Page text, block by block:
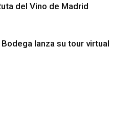
del Vino de Madrid
lanza su tour virtual